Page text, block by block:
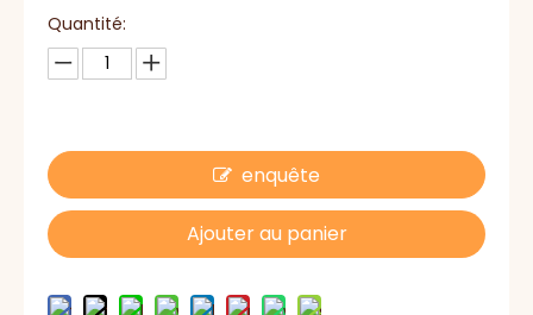
Quantité:
enquête
Ajouter au panier